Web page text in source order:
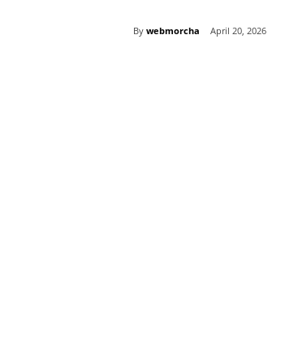
By webmorcha April 20, 2026